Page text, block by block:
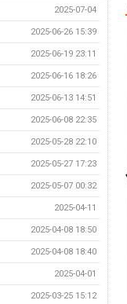
2025-07-04
2025-06-26 15:39
2025-06-19 23:11
2025-06-16 18:26
2025-06-13 14:51
2025-06-08 22:35
2025-05-28 22:10
2025-05-27 17:23
2025-05-07 00:32
2025-04-11
2025-04-08 18:50
2025-04-08 18:40
2025-04-01
2025-03-25 15:12